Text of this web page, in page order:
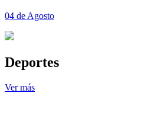
04 de Agosto
Deportes
Ver más